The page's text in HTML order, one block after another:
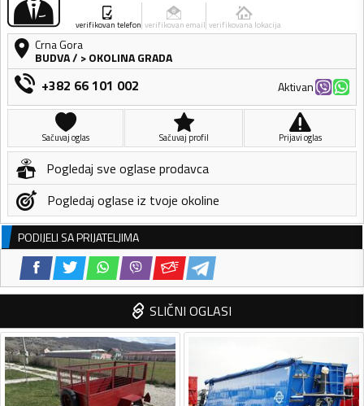
verifikovan telefon verifikovan email verifikovana lokacija
Crna Gora
BUDVA/ > OKOLINA GRADA
+382 66 101 002 Aktivan
Sačuvaj oglas Sačuvaj profil Prijavi oglas
Pogledaj sve oglase prodavca
Pogledaj oglase iz tvoje okoline
PODIJELI SA PRIJATELJIMA
SLIČNI OGLASI